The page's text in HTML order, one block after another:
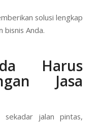
solusi lengkap
bisnis Anda.
Harus
Jasa
sekadar jalan pintas,